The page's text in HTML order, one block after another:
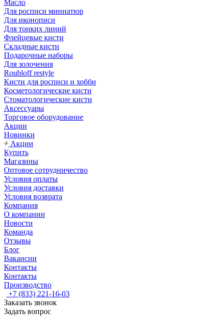
Масло
Для росписи миниатюр
Для иконописи
Для тонких линий
Флейцевые кисти
Складные кисти
Подарочные наборы
Для золочения
Roubloff restyle
Кисти для росписи и хобби
Косметологические кисти
Стоматологические кисти
Аксессуары
Торговое оборудование
Акции
Новинки
Акции
Купить
Магазины
Оптовое сотрудничество
Условия оплаты
Условия доставки
Условия возврата
Компания
О компании
Новости
Команда
Отзывы
Блог
Вакансии
Контакты
Контакты
Производство
+7 (833) 221-16-03
Заказать звонок
Задать вопрос